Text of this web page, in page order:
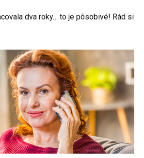
dva roky… to je pôsobivé! Rád si